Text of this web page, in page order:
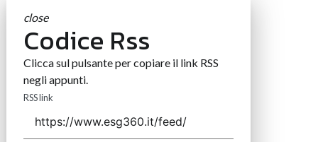
close
Codice Rss
Clicca sul pulsante per copiare il link RSS
negli appunti.
RSS link